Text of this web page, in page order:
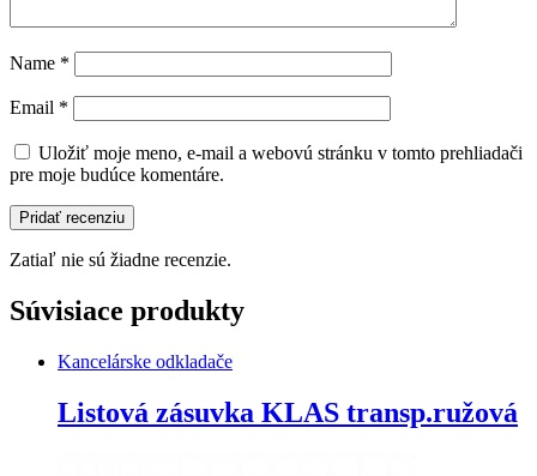
Name *
Email *
Uložiť moje meno, e-mail a webovú stránku v tomto prehliadači
pre moje budúce komentáre.
Zatiaľ nie sú žiadne recenzie.
Súvisiace produkty
Kancelárske odkladače
Listová zásuvka KLAS transp.ružová